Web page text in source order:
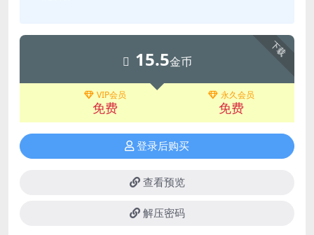
下载
15.5金币
VIP会员
免费
永久会员
免费
登录后购买
查看预览
解压密码